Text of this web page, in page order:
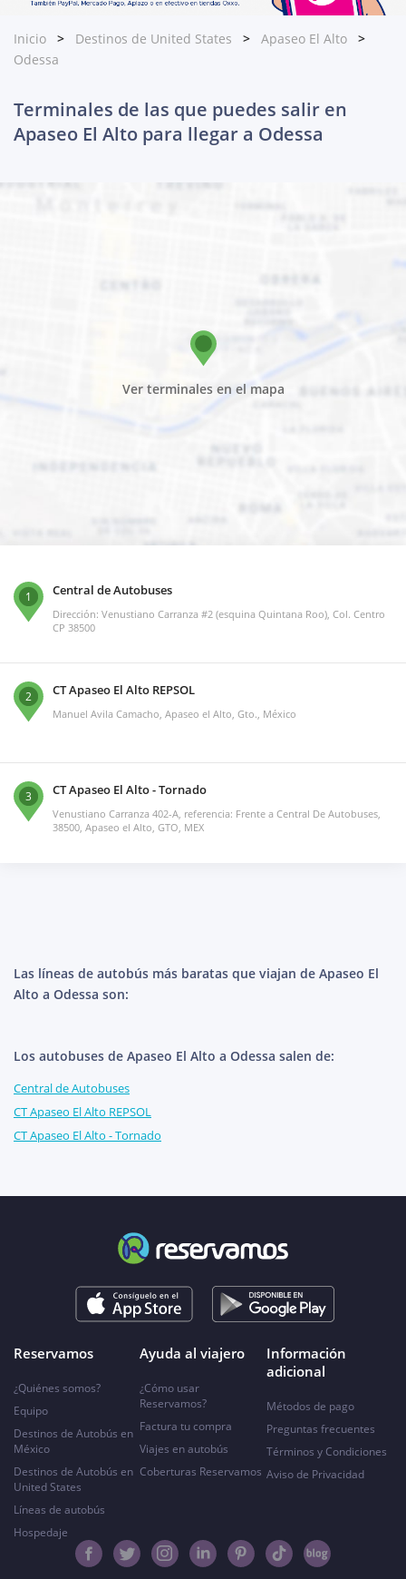
Inicio Destinos de United States
Apaseo El Alto
Odessa
Terminales de las que puedes salir en
Apaseo El Alto para llegar a Odessa
Ver terminales en el mapa
1 Central de Autobuses
Dirección: Venustiano Carranza #2 (esquina Quintana Roo), Col. Centro
CP 38500
2 CT Apaseo El Alto REPSOL
Manuel Avila Camacho, Apaseo el Alto, Gto., México
3 CT Apaseo El Alto - Tornado
Venustiano Carranza 402-A, referencia: Frente a Central De Autobuses,
38500, Apaseo el Alto, GTO, MEX
Las líneas de autobús más baratas que viajan de Apaseo El
Alto a Odessa son:
Los autobuses de Apaseo El Alto a Odessa salen de:
Central de Autobuses
CT Apaseo El Alto REPSOL
CT Apaseo El Alto - Tornado
Reservamos
¿Quiénes somos?
Equipo
Destinos de Autobús en
México
Destinos de Autobús en
United States
Líneas de autobús
Hospedaje
Ayuda al viajero
¿Cómo usar
Reservamos?
Factura tu compra
Viajes en autobús
Coberturas Reservamos
Información
adicional
Métodos de pago
Preguntas frecuentes
Términos y Condiciones
Aviso de Privacidad